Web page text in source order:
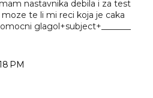
nastavnika debila i za test
te li mi reci koja je caka
glagol+subject+_______
PM